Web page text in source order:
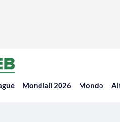
Mondiali 2026 Mondo